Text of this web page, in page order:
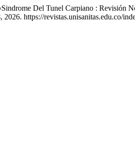
Del Tunel Carpiano : Revisión
2026. https://revistas.unisanitas.edu.co/